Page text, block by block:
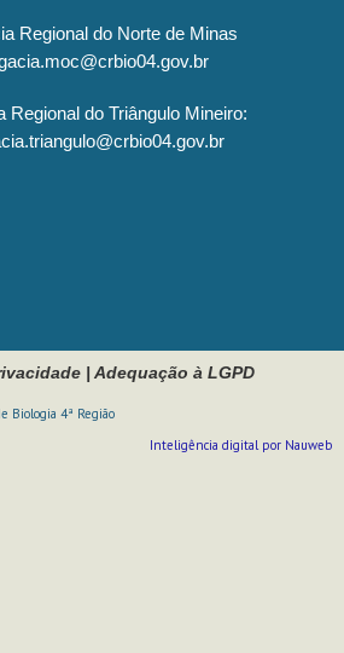
Regional do Norte de Minas
Regional do Triângulo Mineiro:
| Adequação à LGPD
Biologia 4ª Região
Inteligência digital por Nauweb